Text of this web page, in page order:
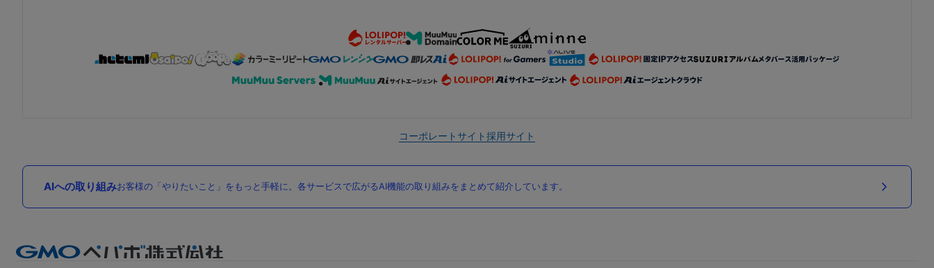
コーポレートサイト採用サイト
AIへの取り組みお客様の「やりたいこと」をもっと手軽に。各サービスで広がるAI機能の取り組みをまとめて紹介しています。